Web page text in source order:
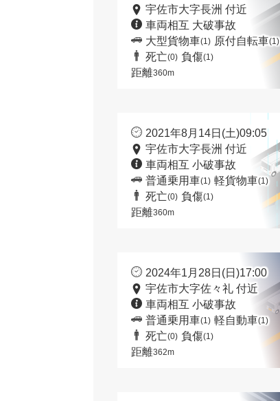
宇佐市大字長洲 付近
車両相互 大破事故
大型貨物車(1) 原付自転車(1)
死亡(0) 負傷(1)
距離360m
2021年8月14日(土)09:05
宇佐市大字長洲 付近
車両相互 小破事故
普通乗用車(1) 軽貨物車(1)
死亡(0) 負傷(1)
距離360m
2024年1月28日(日)17:00
宇佐市大字佐々礼 付近
車両相互 小破事故
普通乗用車(1) 軽自動車(1)
死亡(0) 負傷(1)
距離362m